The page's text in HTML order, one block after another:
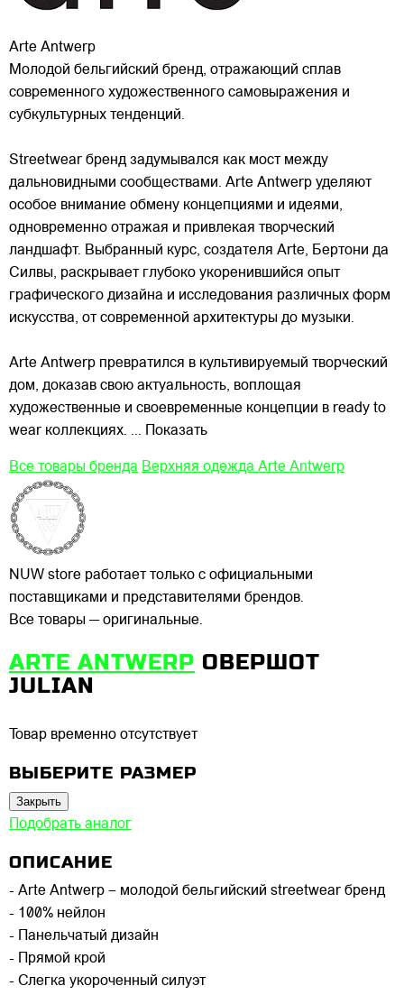
Arte Antwerp
Молодой бельгийский бренд, отражающий сплав
современного художественного самовыражения и
субкультурных тенденций.
Streetwear бренд задумывался как мост между
дальновидными сообществами. Arte Antwerp уделяют
особое внимание обмену концепциями и идеями,
одновременно отражая и привлекая творческий
ландшафт. Выбранный курс, создателя Arte, Бертони да
Силвы, раскрывает глубоко укоренившийся опыт
графического дизайна и исследования различных форм
искусства, от современной архитектуры до музыки.
Arte Antwerp превратился в культивируемый творческий
дом, доказав свою актуальность, воплощая
художественные и своевременные концепции в ready to
wear коллекциях. ... Показать
Все товары бренда Верхняя одежда Arte Antwerp
NUW store работает только с официальными
поставщиками и представителями брендов.
Все товары — оригинальные.
ARTE ANTWERP ОВЕРШОТ
JULIAN
Товар временно отсутствует
ВЫБЕРИТЕ РАЗМЕР
Закрыть
Подобрать аналог
ОПИСАНИЕ
- Arte Antwerp – молодой бельгийский streetwear бренд
- 100% нейлон
- Панельчатый дизайн
- Прямой крой
- Слегка укороченный силуэт